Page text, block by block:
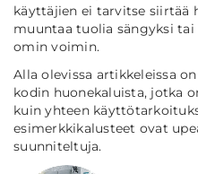
käyttäjien ei tarvitse siirtää
muuntaa tuolia sängyksi
omin voimin.
Alla olevissa artikkeleissa
kodin huonekaluista, jotka
kuin yhteen
esimerkkikalusteet ovat
suunniteltuja.